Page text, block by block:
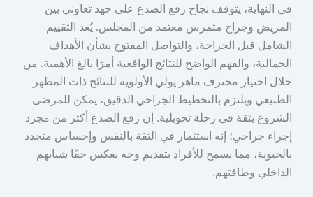
في النهاية، يتوقف نجاح رفع الصدغ على جهد تعاوني بين
المريض وجراح متمرس معتمد من المجلس. يُعد التقييم
الشامل قبل الجراحة، والتواصل المفتوح بشأن الأهداف
الجمالية، والفهم الواضح للنتائج الواقعية أمرًا بالغ الأهمية. من
خلال اختيار محترف ماهر يولي الأولوية للنتائج ذات المظهر
الطبيعي ويلتزم بالتخطيط الجراحي الدقيق، يمكن للمرضى
الشروع بثقة في رحلة تحويلية. إن رفع الصدغ أكثر من مجرد
إجراء جراحي؛ إنه استثمار في الثقة بالنفس وإحساس متجدد
بالحيوية، مما يسمح للأفراد بتقديم وجه يعكس حقًا شبابهم
الداخلي وطاقتهم.